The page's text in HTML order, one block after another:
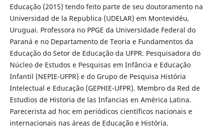
Educação (2015) tendo feito parte de seu doutoramento na
Universidad de la Republica (UDELAR) em Montevidéu,
Uruguai. Professora no PPGE da Universidade Federal do
Paraná e no Departamento de Teoria e Fundamentos da
Educação do Setor de Educação da UFPR. Pesquisadora do
Núcleo de Estudos e Pesquisas em Infância e Educação
Infantil (NEPIE-UFPR) e do Grupo de Pesquisa História
Intelectual e Educação (GEPHIE-UFPR). Membro da Red de
Estudios de Historia de las Infancias en América Latina.
Parecerista ad hoc em periódicos científicos nacionais e
internacionais nas áreas de Educação e História.